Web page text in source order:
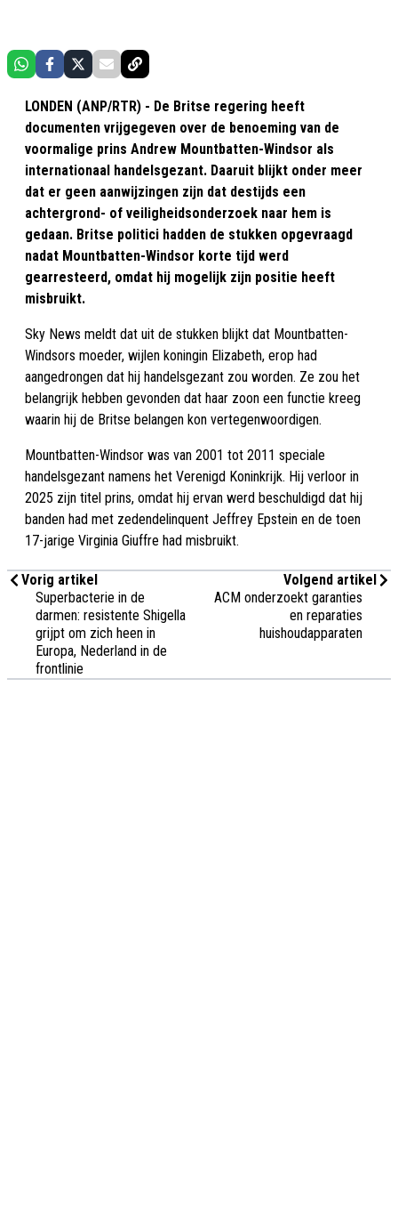
LONDEN (ANP/RTR) - De Britse regering heeft
documenten vrijgegeven over de benoeming van de
voormalige prins Andrew Mountbatten-Windsor als
internationaal handelsgezant. Daaruit blijkt onder meer
dat er geen aanwijzingen zijn dat destijds een
achtergrond- of veiligheidsonderzoek naar hem is
gedaan. Britse politici hadden de stukken opgevraagd
nadat Mountbatten-Windsor korte tijd werd
gearresteerd, omdat hij mogelijk zijn positie heeft
misbruikt.
Sky News meldt dat uit de stukken blijkt dat Mountbatten-
Windsors moeder, wijlen koningin Elizabeth, erop had
aangedrongen dat hij handelsgezant zou worden. Ze zou het
belangrijk hebben gevonden dat haar zoon een functie kreeg
waarin hij de Britse belangen kon vertegenwoordigen.
Mountbatten-Windsor was van 2001 tot 2011 speciale
handelsgezant namens het Verenigd Koninkrijk. Hij verloor in
2025 zijn titel prins, omdat hij ervan werd beschuldigd dat hij
banden had met zedendelinquent Jeffrey Epstein en de toen
17-jarige Virginia Giuffre had misbruikt.
Vorig artikel
Superbacterie in de
darmen: resistente Shigella
grijpt om zich heen in
Europa, Nederland in de
frontlinie
Volgend artikel
ACM onderzoekt garanties
en reparaties
huishoudapparaten